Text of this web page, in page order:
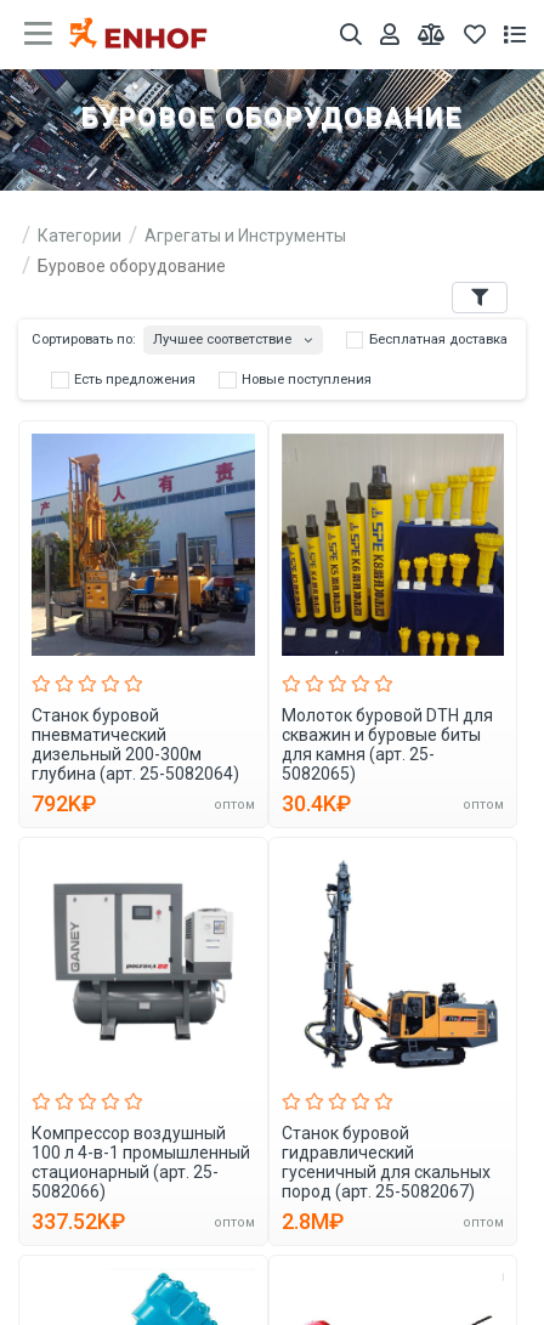
БУРОВОЕ ОБОРУДОВАНИЕ
Категории
Агрегаты и Инструменты
Буровое оборудование
Фильтры
Есть предложения Новые поступления
Станок буровой
пневматический
дизельный 200-300м
глубина (арт. 25-5082064)
792K₽ оптом
Молоток буровой DTH для
скважин и буровые биты
для камня (арт. 25-
5082065)
30.4K₽ оптом
Компрессор воздушный
100 л 4-в-1 промышленный
стационарный (арт. 25-
5082066)
337.52K₽ оптом
Станок буровой
гидравлический
гусеничный для скальных
пород (арт. 25-5082067)
2.8M₽ оптом